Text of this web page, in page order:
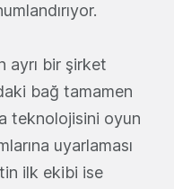
ayrı bir şirket
bağ tamamen
teknolojisini oyun
uyarlaması
ilk ekibi ise